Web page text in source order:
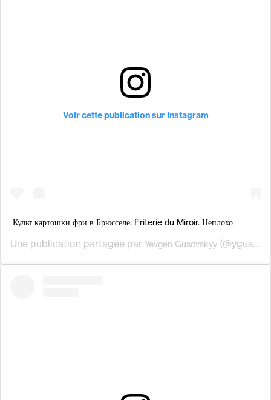
Voir cette publication sur Instagram
Культ картошки фри в Брюсселе. Friterie du Miroir. Неплохо
Une publication partagée par Yevgen Gusovskyy (@ygusfood) le